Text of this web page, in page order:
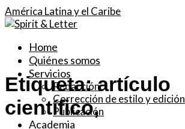
América Latina y el Caribe
Home
Quiénes somos
Servicios
Redacción
Corrección de estilo y edición
Publicación
Academia
Etiqueta:artículo
científico,